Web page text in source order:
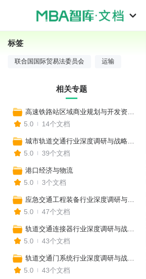
标签
联合国国际贸易法委员会 运输
相关专题
5.0
14个文档
5.0
39个文档
港口经济与物流
5.0
3个文档
5.0
47个文档
5.0
43个文档
5.0
43个文档